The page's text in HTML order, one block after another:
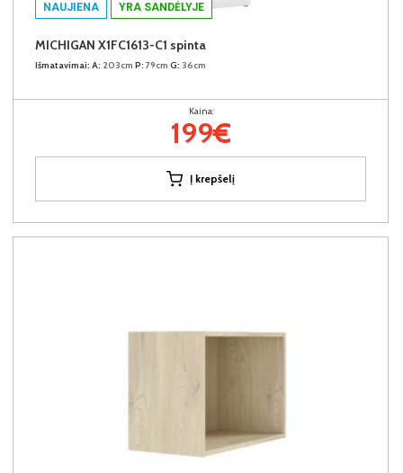
NAUJIENA YRA SANDĖLYJE
MICHIGAN X1FC1613-C1 spinta
Išmatavimai: A: 203cm P: 79cm G: 36cm
Kaina:
199€
Į krepšelį